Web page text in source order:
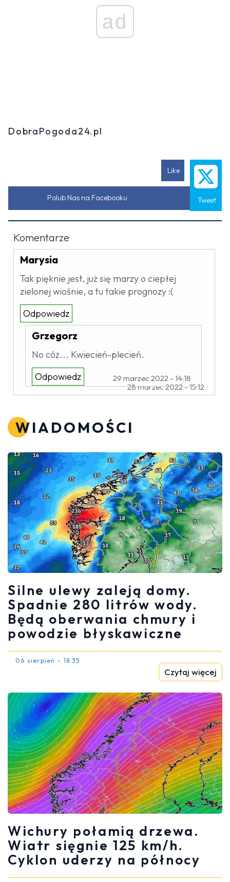
ad
DobraPogoda24.pl
Like
Tweet
Polub Nas na Facebooku
Komentarze
Marysia
Tak pięknie jest, już się marzy o ciepłej
zielonej wiośnie, a tu takie prognozy :(
28 marzec 2022 - 15:12
Odpowiedz
Grzegorz
No cóż... Kwiecień-plecień.
29 marzec 2022 - 14:18
Odpowiedz
WIADOMOŚCI
Silne ulewy zaleją domy.
Spadnie 280 litrów wody.
Będą oberwania chmury i
powodzie błyskawiczne
06 sierpień - 18:35
Czytaj więcej
Wichury połamią drzewa.
Wiatr sięgnie 125 km/h.
Cyklon uderzy na północy